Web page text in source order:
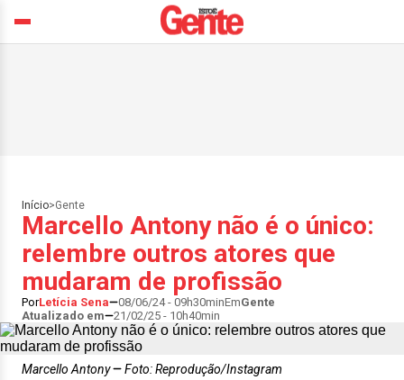
Início>Gente
Marcello Antony não é o único:
relembre outros atores que
mudaram de profissão
PorLetícia Sena 08/06/24 - 09h30minEmGente
Atualizado em
21/02/25 - 10h40min
Marcello Antony Foto: Reprodução/Instagram